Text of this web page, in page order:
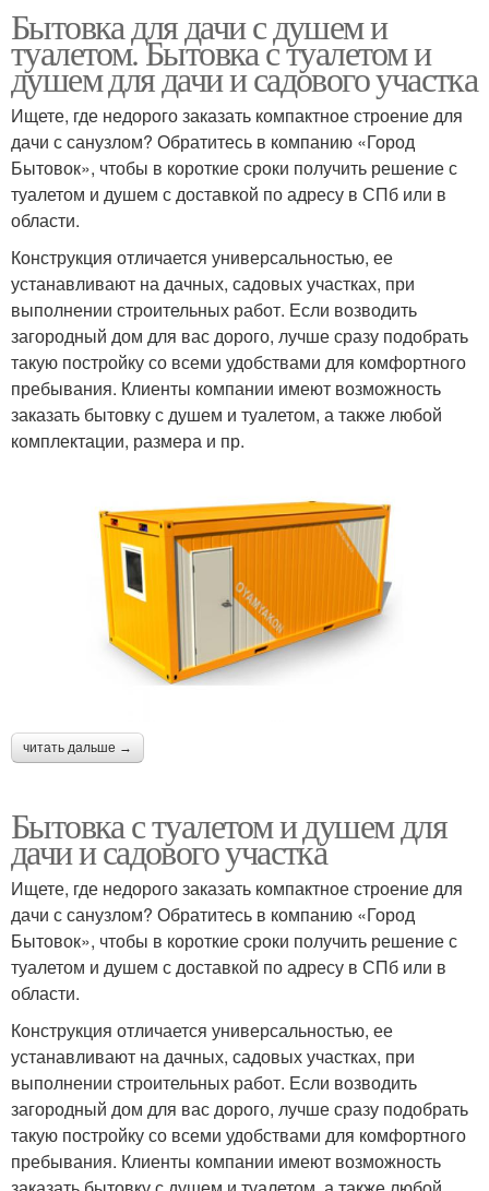
Бытовка для дачи с душем и
туалетом. Бытовка с туалетом и
душем для дачи и садового участка
Ищете, где недорого заказать компактное строение для
дачи с санузлом? Обратитесь в компанию «Город
Бытовок», чтобы в короткие сроки получить решение с
туалетом и душем с доставкой по адресу в СПб или в
области.
Конструкция отличается универсальностью, ее
устанавливают на дачных, садовых участках, при
выполнении строительных работ. Если возводить
загородный дом для вас дорого, лучше сразу подобрать
такую постройку со всеми удобствами для комфортного
пребывания. Клиенты компании имеют возможность
заказать бытовку с душем и туалетом, а также любой
комплектации, размера и пр.
читать дальше →
Бытовка с туалетом и душем для
дачи и садового участка
Ищете, где недорого заказать компактное строение для
дачи с санузлом? Обратитесь в компанию «Город
Бытовок», чтобы в короткие сроки получить решение с
туалетом и душем с доставкой по адресу в СПб или в
области.
Конструкция отличается универсальностью, ее
устанавливают на дачных, садовых участках, при
выполнении строительных работ. Если возводить
загородный дом для вас дорого, лучше сразу подобрать
такую постройку со всеми удобствами для комфортного
пребывания. Клиенты компании имеют возможность